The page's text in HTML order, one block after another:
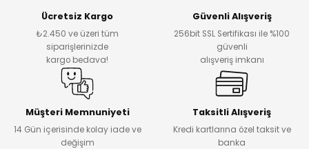
Ücretsiz Kargo
₺2.450 ve üzeri tüm
siparişlerinizde
kargo bedava!
Güvenli Alışveriş
256bit SSL Sertifikası ile %100
güvenli
alışveriş imkanı
Müşteri Memnuniyeti
14 Gün içerisinde kolay iade ve
değişim
Taksitli Alışveriş
Kredi kartlarına özel taksit ve
banka